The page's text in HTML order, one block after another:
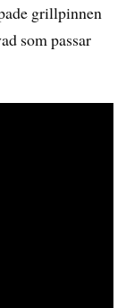
grillpinnen
som passar